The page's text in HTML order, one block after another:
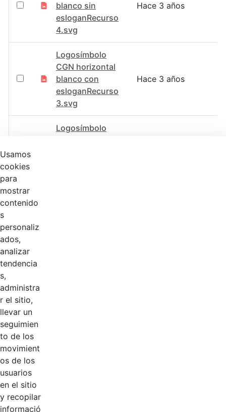
blanco sin
esloganRecurso
4.svg
Hace 3 años
Logosímbolo
CGN horizontal
blanco con
esloganRecurso
3.svg
Hace 3 años
Logosímbolo
Usamos
cookies
para
mostrar
contenido
s
personaliz
ados,
analizar
tendencia
s,
administra
r el sitio,
llevar un
seguimien
to de los
movimient
os de los
usuarios
en el sitio
y recopilar
informació